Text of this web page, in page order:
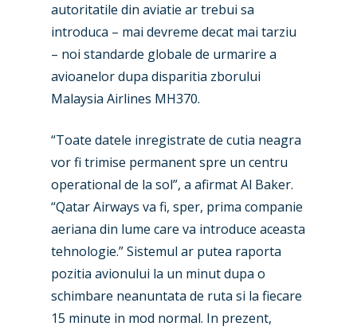
autoritatile din aviatie ar trebui sa
introduca – mai devreme decat mai tarziu
– noi standarde globale de urmarire a
avioanelor dupa disparitia zborului
Malaysia Airlines MH370.
“Toate datele inregistrate de cutia neagra
vor fi trimise permanent spre un centru
operational de la sol”, a afirmat Al Baker.
“Qatar Airways va fi, sper, prima companie
aeriana din lume care va introduce aceasta
tehnologie.” Sistemul ar putea raporta
pozitia avionului la un minut dupa o
schimbare neanuntata de ruta si la fiecare
15 minute in mod normal. In prezent,
New Routes
Industry
Accidents / Incidents
Airshows
Paris 2025
Farnborough 2024
Paris 2023
Dubai 2019
Paris 2019
Military
Trip Reports
Marketplace
Jobs
Contact